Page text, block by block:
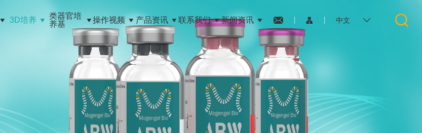
3D培养
类器官培
养基
操作视频 产品资讯 联系我们 新闻资讯 中文